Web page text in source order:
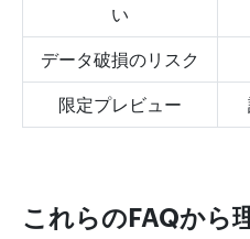
い
データ破損のリスク
限定プレビュー
これらのFAQから